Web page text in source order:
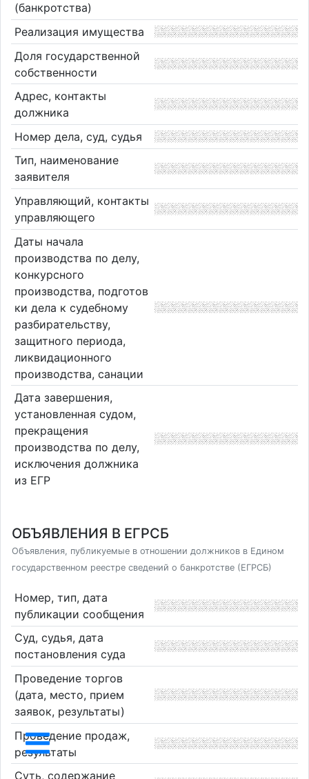
(банкротства)
Реализация имущества
Доля государственной
собственности
Адрес, контакты
должника
Номер дела, суд, судья
Тип, наименование
заявителя
Управляющий, контакты
управляющего
Даты начала
производства по делу,
конкурсного
производства, подготов
ки дела к судебному
разбирательству,
защитного периода,
ликвидационного
производства, санации
Дата завершения,
установленная судом,
прекращения
производства по делу,
исключения должника
из ЕГР
ОБЪЯВЛЕНИЯ В ЕГРСБ
Объявления, публикуемые в отношении должников в Едином
государственном реестре сведений о банкротстве (ЕГРСБ)
Номер, тип, дата
публикации сообщения
Суд, судья, дата
постановления суда
Проведение торгов
(дата, место, прием
заявок, результаты)
Проведение продаж,
результаты
Суть, содержание